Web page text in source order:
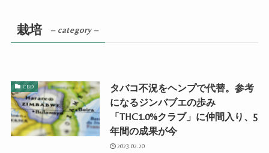
栽培 – category –
CBD
タバコ不況をヘンプで代替。参考
になるジンバブエの歩み
「THC1.0%クラブ」に仲間入り、5
年間の成果が今
2023.02.20